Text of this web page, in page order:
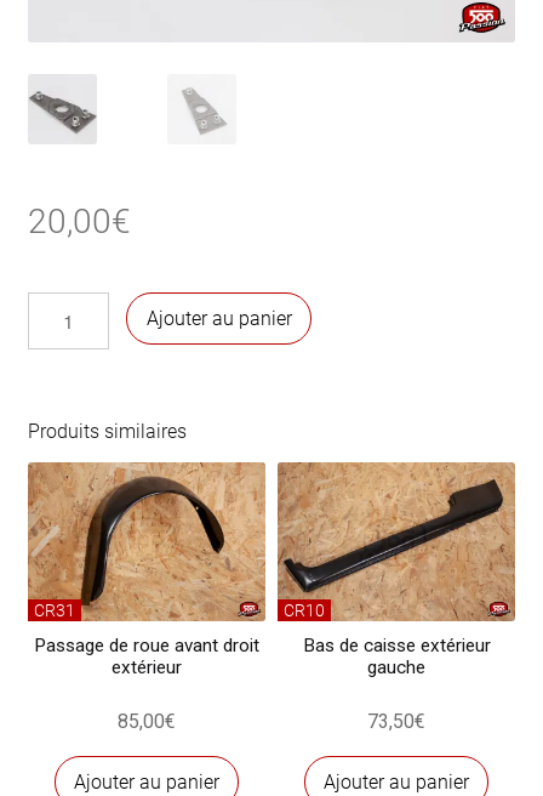
20,00€
gâche
de
portière
/
serrure
de
portière
Fiat
Ajouter au panier
Produits similaires
CR31
Passage de roue avant droit
extérieur
85,00€
Ajouter au panier
CR10
Bas de caisse extérieur
gauche
73,50€
Ajouter au panier